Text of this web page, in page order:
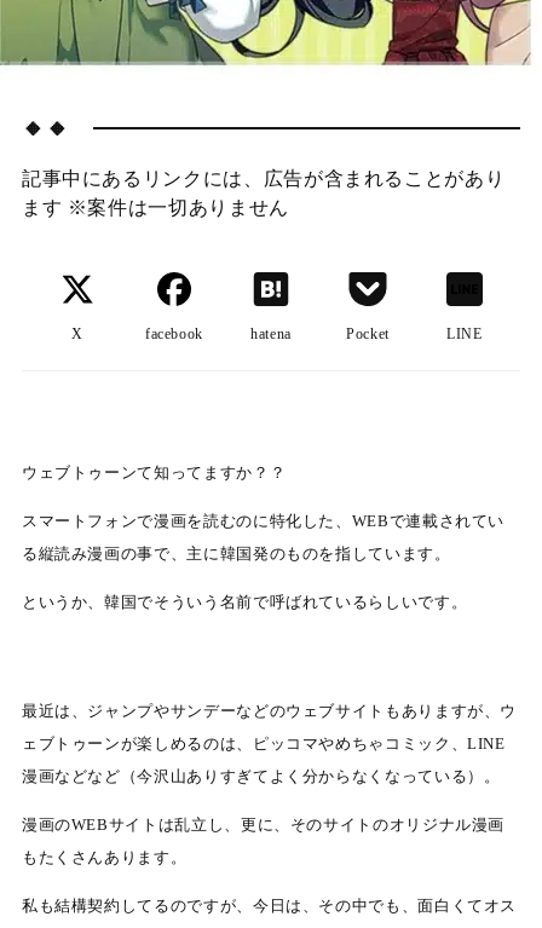
🔸🔸
記事中にあるリンクには、広告が含まれることがあり
ます ※案件は一切ありません
X facebook hatena Pocket LINE
ウェブトゥーンて知ってますか？？
スマートフォンで漫画を読むのに特化した、WEBで連載されてい
る縦読み漫画の事で、主に韓国発のものを指しています。
というか、韓国でそういう名前で呼ばれているらしいです。
最近は、ジャンプやサンデーなどのウェブサイトもありますが、ウ
ェブトゥーンが楽しめるのは、ピッコマやめちゃコミック、LINE
漫画などなど（今沢山ありすぎてよく分からなくなっている）。
漫画のWEBサイトは乱立し、更に、そのサイトのオリジナル漫画
もたくさんあります。
私も結構契約してるのですが、今日は、その中でも、面白くてオス